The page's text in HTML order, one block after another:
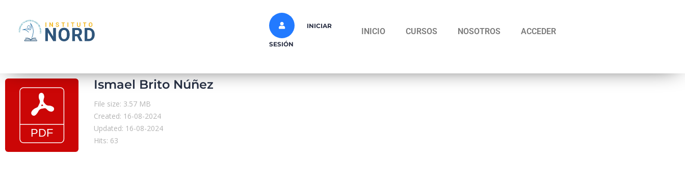
INICIAR
SESIÓN
INICIO CURSOS NOSOTROS ACCEDER
Ismael Brito Núñez
File size: 3.57 MB
Created: 16-08-2024
Updated: 16-08-2024
Hits: 63